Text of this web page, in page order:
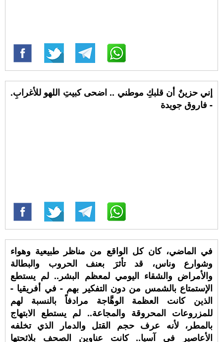
إني حزينٌ أن قلبكِ موطني .. اضحى كبيتِ اللهو للأغرابِ.
- فاروق جويدة
في الماضي، كان كل الواقع من مناظر طبيعية وهواء
وشوارع وناس، قد تأثرَ بعنف الحروب والبطالة
والأمراض والشقاء اليومي لمعظم البشر.. لم يستطع
الإستمتاع بالشمس من دون التفكير بهم - في أفريقيا -
الذين كانت العظمة الوهَّاجة مرادفاً بالنسبة لهم
للمزروعات المحروقة والمجاعة.. لم يستطع الابتهاج
بالمطر، لأنه عرف حجم القتل والدمار الذي تخلفه
الأعاصير في آسيا.. كانت عناوين الصحف بلائحتها